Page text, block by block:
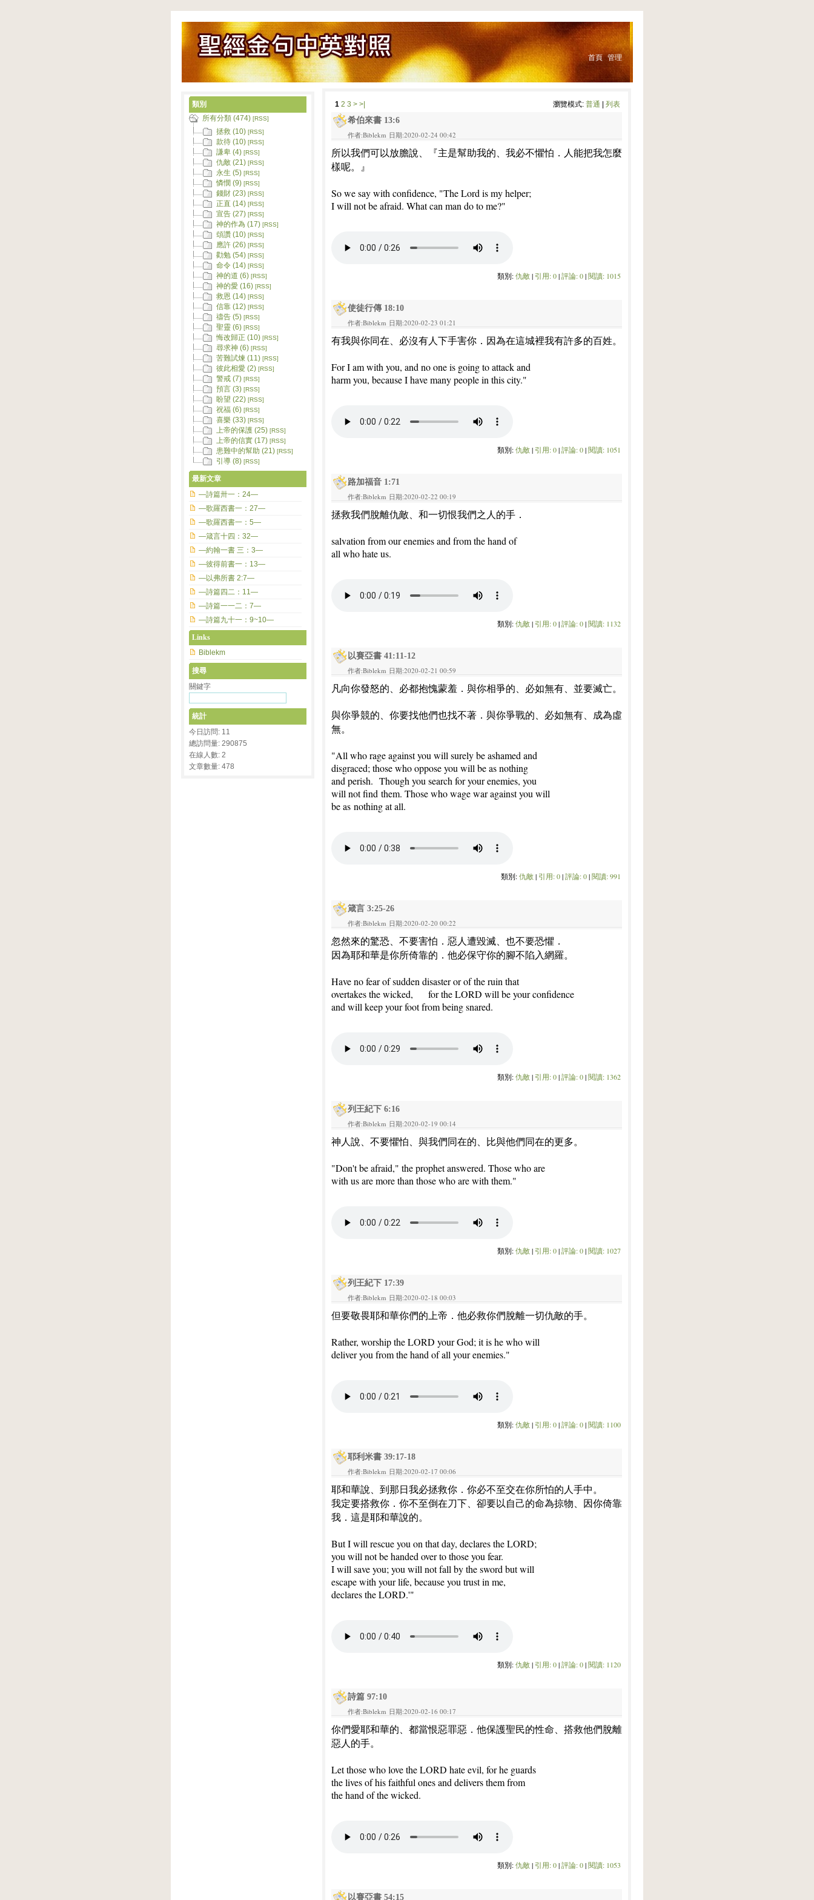
首頁 管理
1 2 3 > >| 瀏覽模式: 普通 列表
希伯來書 13:6
作者:Biblekm 日期:2020-02-24 00:42
所以我們可以放膽說、『主是幫助我的、我必不懼怕．人能把我怎麼
樣呢。』
So we say with confidence, "The Lord is my helper;
I will not be afraid. What can man do to me?"
類別:仇敵| 引用: 0|評論: 0|閱讀: 1015
使徒行傳 18:10
作者:Biblekm 日期:2020-02-23 01:21
有我與你同在、必沒有人下手害你．因為在這城裡我有許多的百姓。
For I am with you, and no one is going to attack and
harm you, because I have many people in this city."
類別:仇敵| 引用: 0|評論: 0|閱讀: 1051
路加福音 1:71
作者:Biblekm 日期:2020-02-22 00:19
拯救我們脫離仇敵、和一切恨我們之人的手．
salvation from our enemies and from the hand of
all who hate us.
類別:仇敵| 引用: 0|評論: 0|閱讀: 1132
以賽亞書 41:11-12
作者:Biblekm 日期:2020-02-21 00:59
凡向你發怒的、必都抱愧蒙羞．與你相爭的、必如無有、並要滅亡。
與你爭競的、你要找他們也找不著．與你爭戰的、必如無有、成為虛
無。
"All who rage against you will surely be ashamed and
disgraced; those who oppose you will be as nothing
and perish. Though you search for your enemies, you
will not find them. Those who wage war against you will
be as nothing at all.
類別:仇敵| 引用: 0|評論: 0|閱讀: 991
箴言 3:25-26
作者:Biblekm 日期:2020-02-20 00:22
忽然來的驚恐、不要害怕．惡人遭毀滅、也不要恐懼．
因為耶和華是你所倚靠的．他必保守你的腳不陷入網羅。
Have no fear of sudden disaster or of the ruin that
overtakes the wicked,
for the LORD will be your confidence
and will keep your foot from being snared.
類別:仇敵| 引用: 0|評論: 0|閱讀: 1362
列王紀下 6:16
作者:Biblekm 日期:2020-02-19 00:14
神人說、不要懼怕、與我們同在的、比與他們同在的更多。
"Don't be afraid," the prophet answered. Those who are
with us are more than those who are with them."
類別:仇敵| 引用: 0|評論: 0|閱讀: 1027
列王紀下 17:39
作者:Biblekm 日期:2020-02-18 00:03
但要敬畏耶和華你們的上帝．他必救你們脫離一切仇敵的手。
Rather, worship the LORD your God; it is he who will
deliver you from the hand of all your enemies."
類別:仇敵| 引用: 0|評論: 0|閱讀: 1100
耶利米書 39:17-18
作者:Biblekm 日期:2020-02-17 00:06
耶和華說、到那日我必拯救你．你必不至交在你所怕的人手中。
我定要搭救你．你不至倒在刀下、卻要以自己的命為掠物、因你倚靠
我．這是耶和華說的。
But I will rescue you on that day, declares the LORD;
you will not be handed over to those you fear.
I will save you; you will not fall by the sword but will
escape with your life, because you trust in me,
declares the LORD.'"
類別:仇敵| 引用: 0|評論: 0|閱讀: 1120
詩篇 97:10
作者:Biblekm 日期:2020-02-16 00:17
你們愛耶和華的、都當恨惡罪惡．他保護聖民的性命、搭救他們脫離
惡人的手。
Let those who love the LORD hate evil, for he guards
the lives of his faithful ones and delivers them from
the hand of the wicked.
類別:仇敵| 引用: 0|評論: 0|閱讀: 1053
以賽亞書 54:15
類別
所有分類 (474) [RSS]
拯救 (10) [RSS]
款待 (10) [RSS]
謙卑 (4) [RSS]
仇敵 (21) [RSS]
永生 (5) [RSS]
憐憫 (9) [RSS]
錢財 (23) [RSS]
正直 (14) [RSS]
宣告 (27) [RSS]
神的作為 (17) [RSS]
頌讚 (10) [RSS]
應許 (26) [RSS]
勸勉 (54) [RSS]
命令 (14) [RSS]
神的道 (6) [RSS]
神的愛 (16) [RSS]
救恩 (14) [RSS]
信靠 (12) [RSS]
禱告 (5) [RSS]
聖靈 (6) [RSS]
悔改歸正 (10) [RSS]
尋求神 (6) [RSS]
苦難試煉 (11) [RSS]
彼此相愛 (2) [RSS]
警戒 (7) [RSS]
預言 (3) [RSS]
盼望 (22) [RSS]
祝福 (6) [RSS]
喜樂 (33) [RSS]
上帝的保護 (25) [RSS]
上帝的信實 (17) [RSS]
患難中的幫助 (21) [RSS]
引導 (8) [RSS]
最新文章
—詩篇卅一：24—
—歌羅西書一：27—
—歌羅西書一：5—
—箴言十四：32—
—約翰一書 三：3—
—彼得前書一：13—
—以弗所書 2:7—
—詩篇四二：11—
—詩篇一一二：7—
—詩篇九十一：9~10—
Links
Biblekm
搜尋
關鍵字
統計
今日訪問: 11
總訪問量: 290875
在線人數: 2
文章數量: 478